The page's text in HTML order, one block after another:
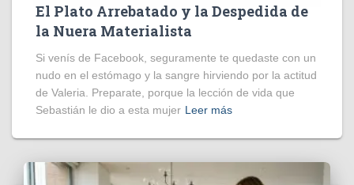
El Plato Arrebatado y la Despedida de
la Nuera Materialista
Si venís de Facebook, seguramente te quedaste con un
nudo en el estómago y la sangre hirviendo por la actitud
de Valeria. Preparate, porque la lección de vida que
Sebastián le dio a esta mujer Leer más